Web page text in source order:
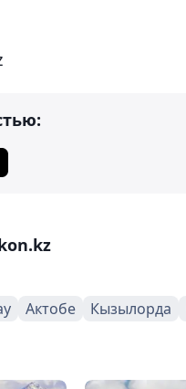
Актобе Кызылорда